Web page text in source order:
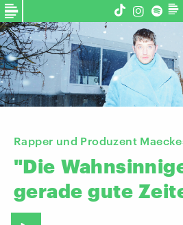
Rapper und Produzent
"Die
gerade gute